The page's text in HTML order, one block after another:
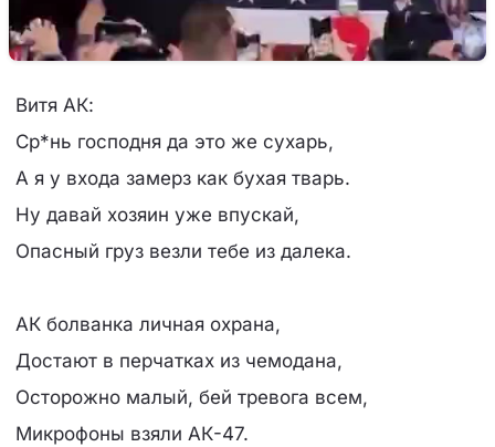
Витя АК:
Ср*нь господня да это же сухарь,
А я у входа замерз как бухая тварь.
Ну давай хозяин уже впускай,
Опасный груз везли тебе из далека.
АК болванка личная охрана,
Достают в перчатках из чемодана,
Осторожно малый, бей тревога всем,
Микрофоны взяли АК-47.